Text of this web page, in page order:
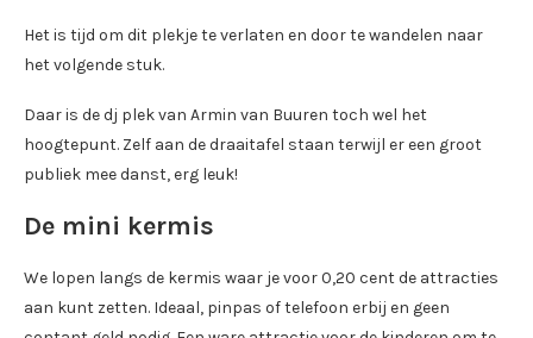
Het is tijd om dit plekje te verlaten en door te wandelen naar
het volgende stuk.
Daar is de dj plek van Armin van Buuren toch wel het
hoogtepunt. Zelf aan de draaitafel staan terwijl er een groot
publiek mee danst, erg leuk!
De mini kermis
We lopen langs de kermis waar je voor 0,20 cent de attracties
aan kunt zetten. Ideaal, pinpas of telefoon erbij en geen